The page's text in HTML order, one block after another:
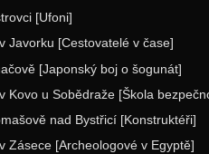
[Ufoni]
v Javorku [Cestovatelé v čase]
[Japonský boj o šogunát]
v Kovo u Sobědraže [Škola
nad Bystřicí [Konstruktéři]
v Zásece [Archeologové v Egyptě]